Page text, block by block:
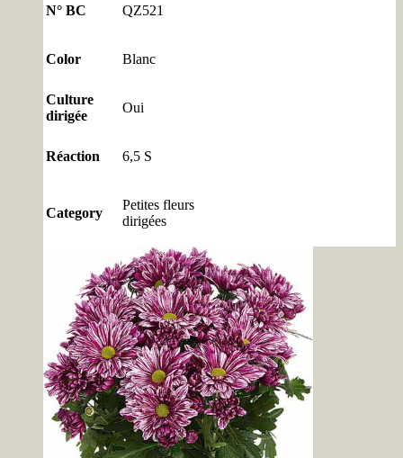
N° BC QZ521
Color Blanc
Culture
dirigée
Oui
Réaction 6,5 S
Category
Petites fleurs
dirigées